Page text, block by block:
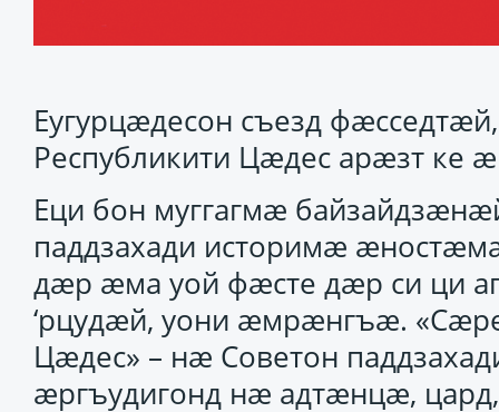
Еугурцӕдесон съезд
Республикити Цӕдес арӕзт ке
Еци бон муггагмӕ
паддзахади историмӕ
дӕр ӕма уой фӕсте дӕр си ци
‘рцудӕй, уони ӕмрӕнгъӕ.
Цӕдес» – нӕ Советон
ӕргъудигонд нӕ адтӕнцӕ,